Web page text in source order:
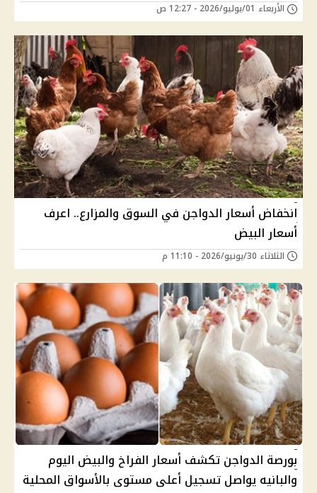
الأربعاء 01/يوليو/2026 - 12:27 ص
انخفاض أسعار الدواجن في السوق والمزارع.. اعرف
أسعار البيض
الثلاثاء 30/يونيو/2026 - 11:10 م
بورصة الدواجن تكشف أسعار الفراخ والبيض اليوم
والبانيه يواصل تسجيل أعلى مستوى بالأسواق المحلية